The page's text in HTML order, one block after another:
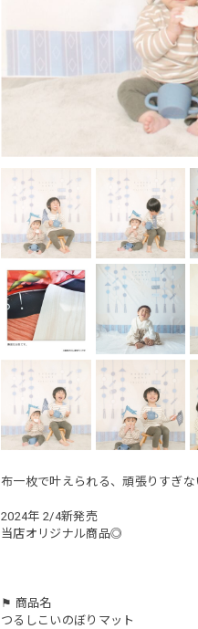
布一枚で叶えられる、頑張りすぎ
2024年 2/4新発売
当店オリジナル商品◎
⚑ 商品名
つるしこいのぼりマット